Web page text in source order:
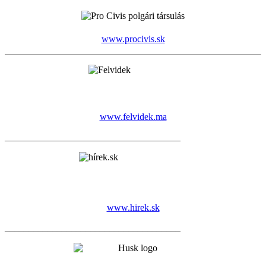
www.procivis.sk
www.felvidek.ma
www.hirek.sk